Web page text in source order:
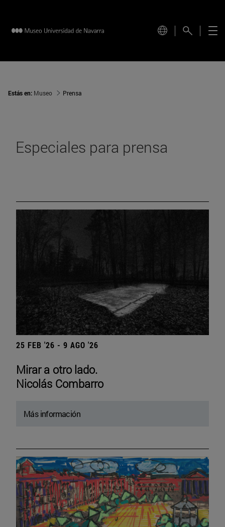
Estás en: Museo Prensa
Especiales para prensa
25 FEB '26 - 9 AGO '26
Mirar a otro lado.
Nicolás Combarro
Más información